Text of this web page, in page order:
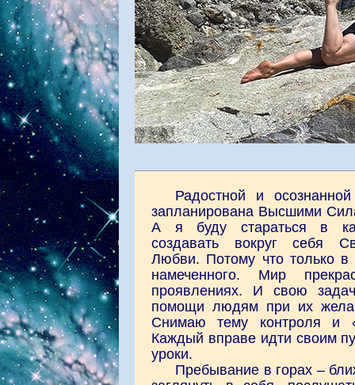
Радостной и
запланирована Высшими
А я буду стараться в
создавать вокруг себя
Любви. Потому что только в
намеченного. Мир
проявлениях. И свою
помощи людям при их
Снимаю тему контроля и
Каждый вправе идти своим
уроки.
Пребывание в горах –